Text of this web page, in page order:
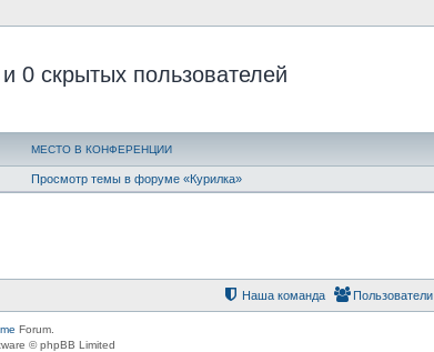
0 скрытых пользователей
МЕСТО В КОНФЕРЕНЦИИ
Просмотр темы в форуме «Курилка»
Пользователи
Наша команда
Forum.
© phpBB Limited